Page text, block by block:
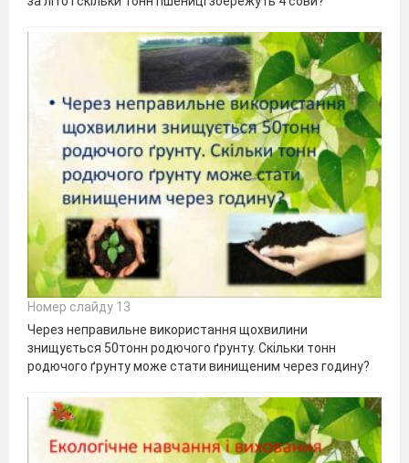
Номер слайду 13
Через неправильне використання щохвилини
знищується 50тонн родючого ґрунту. Скільки тонн
родючого ґрунту може стати винищеним через годину?